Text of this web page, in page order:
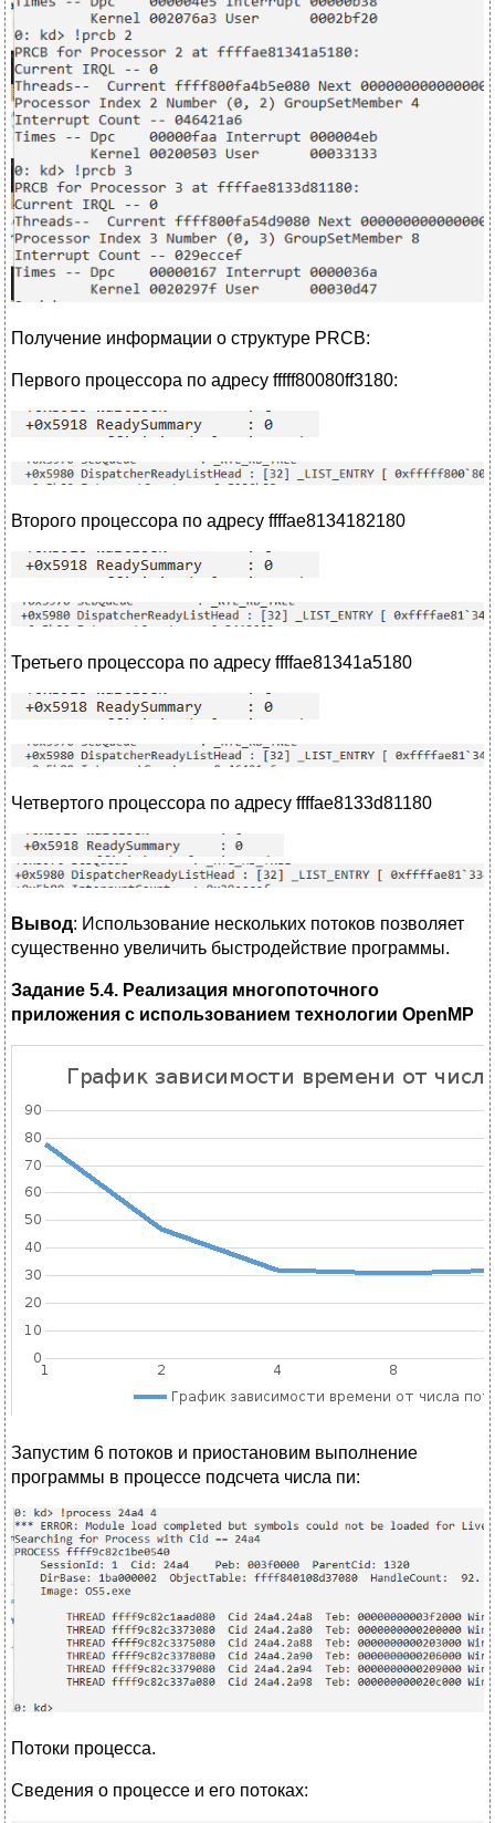
Получение информации о структуре PRCB:
Первого процессора по адресу fffff80080ff3180:
Второго процессора по адресу ffffae8134182180
Третьего процессора по адресу ffffae81341a5180
Четвертого процессора по адресу ffffae8133d81180
Вывод: Использование нескольких потоков позволяет
существенно увеличить быстродействие программы.
Задание 5.4. Реализация многопоточного
приложения с использованием технологии OpenMP
Запустим 6 потоков и приостановим выполнение
программы в процессе подсчета числа пи:
Потоки процесса.
Сведения о процессе и его потоках: